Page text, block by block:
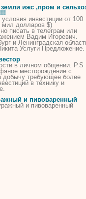
земли ижс ,пром и
инвестиции от 100
мил долларов $)
писать в телеграм или
Вадим Игоревич.
и Ленинградская
Услуги Предложение.
в личном общении. P.S
месторождение с
добычу требующее более
в технику и
и пивоваренный
и пивоваренный